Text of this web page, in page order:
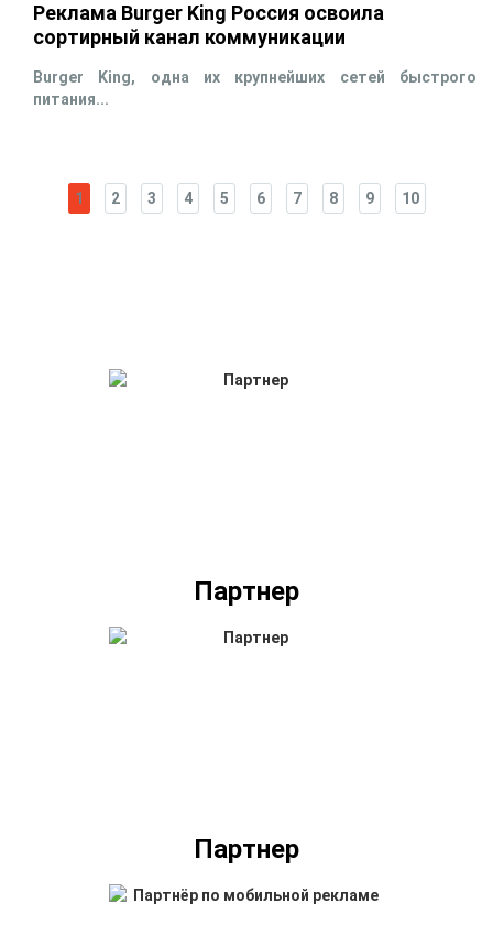
Реклама Burger King Россия освоила
сортирный канал коммуникации
Burger King, одна их крупнейших сетей быстрого
питания...
1 2 3 4 5 6 7 8 9 10
Партнер
Партнер